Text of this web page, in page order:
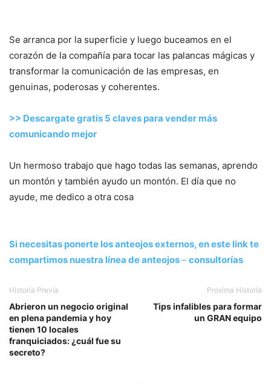
Se arranca por la superficie y luego buceamos en el
corazón de la compañía para tocar las palancas mágicas y
transformar la comunicación de las empresas, en
genuinas, poderosas y coherentes.
>> Descargate gratis 5 claves para vender más
comunicando mejor
Un hermoso trabajo que hago todas las semanas, aprendo
un montón y también ayudo un montón. El día que no
ayude, me dedico a otra cosa
Si necesitas ponerte los anteojos externos, en este link te
compartimos nuestra línea de anteojos– consultorías
Historia Previa
Abrieron un negocio original
en plena pandemia y hoy
tienen 10 locales
franquiciados: ¿cuál fue su
secreto?
Proxima Historia
Tips infalibles para formar
un GRAN equipo